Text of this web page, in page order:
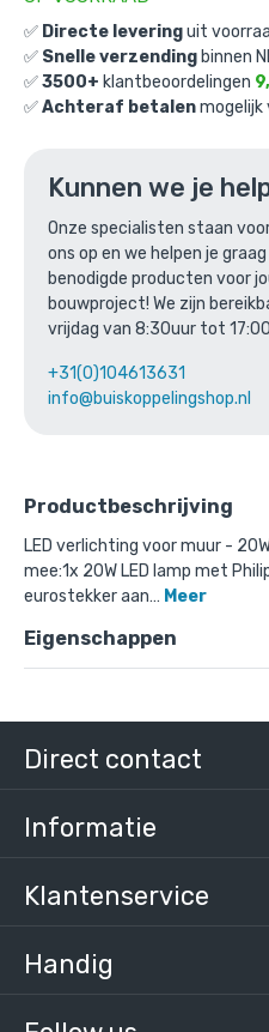
✅ Directe leveringuit
✅ Snelle verzending binnen
✅3500+ klantbeoordelingen
✅Achteraf betalenmogelijk
Kunnen we je
Onze specialisten staan
ons op en we helpen je
benodigde producten voor
bouwproject! We zijn
vrijdag van 8:30uur tot
+31(0)104613631
info@buiskoppelingshop.nl
Productbeschrijving
LED verlichting voor muur -
mee:1x 20W LED lamp met
eurostekker aan… Meer
Eigenschappen
Gekozen aantal: x 1
Productnummer: L2M42
€131,99 incl. BTW
€109,08 excl. BTW
Ga naar winkelmandje
Direct contact
Informatie
Klantenservice
Handig